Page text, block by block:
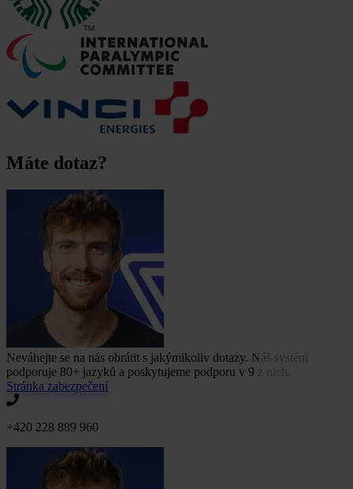
Máte dotaz?
Neváhejte se na nás obrátit s jakýmikoliv dotazy. Náš systém
podporuje 80+ jazyků a poskytujeme podporu v 9 z nich.
Stránka zabezpečení
+420 228 889 960